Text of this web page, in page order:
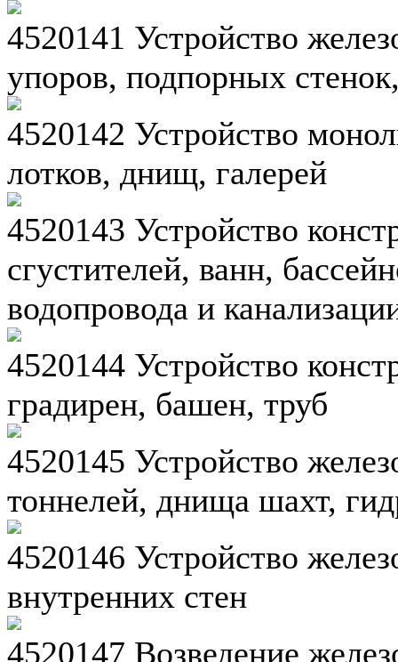
4520141 Устройство
упоров, подпорных
4520142 Устройство
лотков, днищ, галерей
4520143 Устройство
сгустителей, ванн,
водопровода и
4520144 Устройство
градирен, башен, труб
4520145 Устройство
тоннелей, днища шахт,
4520146 Устройство
внутренних стен
4520147 Возведение